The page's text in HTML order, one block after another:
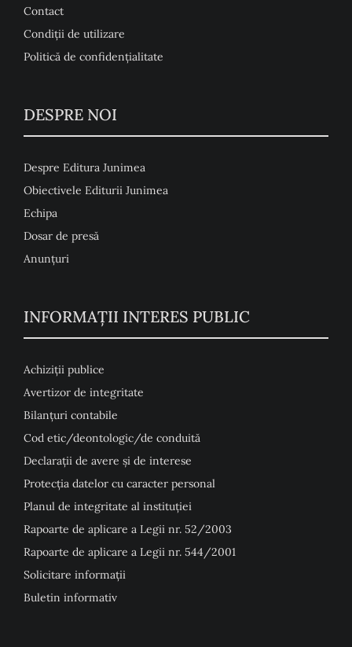
Contact
Condiţii de utilizare
Politică de confidențialitate
DESPRE NOI
Despre Editura Junimea
Obiectivele Editurii Junimea
Echipa
Dosar de presă
Anunţuri
INFORMAȚII INTERES PUBLIC
Achiziții publice
Avertizor de integritate
Bilanțuri contabile
Cod etic/deontologic/de conduită
Declarații de avere și de interese
Protecția datelor cu caracter personal
Planul de integritate al instituției
Rapoarte de aplicare a Legii nr. 52/2003
Rapoarte de aplicare a Legii nr. 544/2001
Solicitare informații
Buletin informativ